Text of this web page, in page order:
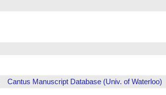
Cantus Manuscript Database (Univ. of Waterloo)